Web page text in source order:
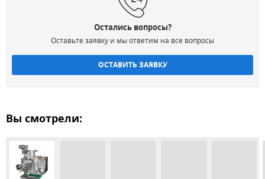
Остались вопросы?
Оставьте заявку и мы ответим на все вопросы
ОСТАВИТЬ ЗАЯВКУ
Вы смотрели: